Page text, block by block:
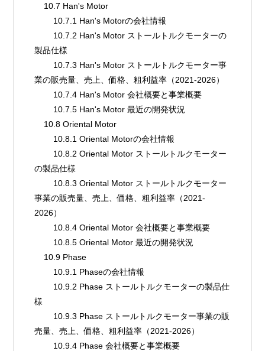
    10.7 Han's Motor
        10.7.1 Han's Motorの会社情報
製品仕様
業の販売量、売上、価格、粗利益率（2021-2026）
        10.7.4 Han's Motor 会社概要と事業概要
        10.7.5 Han's Motor 最近の開発状況
    10.8 Oriental Motor
        10.8.1 Oriental Motorの会社情報
の製品仕様
事業の販売量、売上、価格、粗利益率（2021-
2026）
        10.8.4 Oriental Motor 会社概要と事業概要
        10.8.5 Oriental Motor 最近の開発状況
    10.9 Phase
        10.9.1 Phaseの会社情報
様
売量、売上、価格、粗利益率（2021-2026）
        10.9.4 Phase 会社概要と事業概要